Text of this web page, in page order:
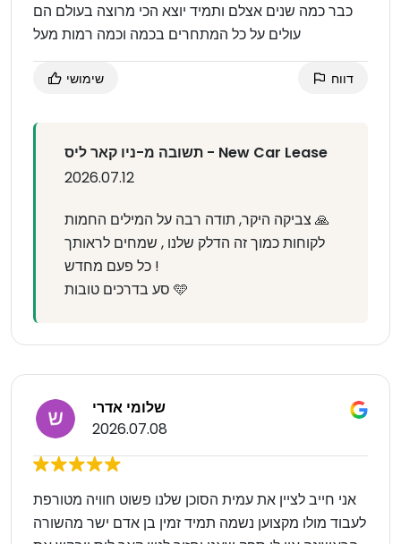
כבר כמה שנים אצלם ותמיד יוצא הכי מרוצה בעולם הם
עולים על כל המתחרים בכמה וכמה רמות מעל
שימושי דווח
תשובה מ-ניו קאר ליס - New Car Lease
2026.07.12
צביקה היקר, תודה רבה על המילים החמות 🙏
לקוחות כמוך זה הדלק שלנו , שמחים לראותך
כל פעם מחדש !
סע בדרכים טובות 🩵
שלומי אדרי
2026.07.08
אני חייב לציין את עמית הסוכן שלנו פשוט חוויה מטורפת
לעבוד מולו מקצוען נשמה תמיד זמין בן אדם ישר מהשורה